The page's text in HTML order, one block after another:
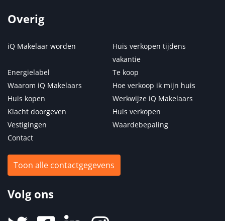
Overig
iQ Makelaar worden
Huis verkopen tijdens
vakantie
Energielabel
Te koop
Waarom iQ Makelaars
Hoe verkoop ik mijn huis
Huis kopen
Werkwijze iQ Makelaars
Klacht doorgeven
Huis verkopen
Vestigingen
Waardebepaling
Contact
Toon alle contactgegevens
Volg ons